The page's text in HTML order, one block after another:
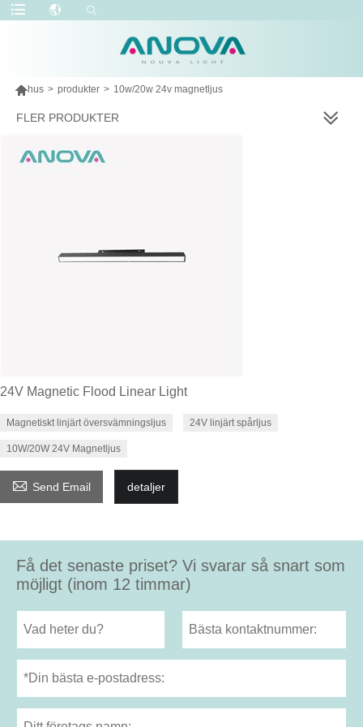
hus > produkter > 10w/20w 24v magnetljus
FLER PRODUKTER
24V Magnetic Flood Linear Light
Magnetiskt linjärt översvämningsljus 24V linjärt spårljus
10W/20W 24V Magnetljus
 Send Email detaljer
Få det senaste priset? Vi svarar så snart som
möjligt (inom 12 timmar)